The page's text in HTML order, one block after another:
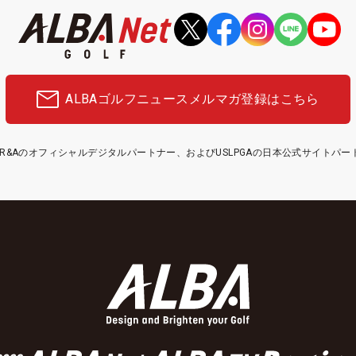
ALBAゴルフニュース メルマガ登録はこちら
のオフィシャルデジタルパートナー、およびUSLPGAの日本公式サイトパー